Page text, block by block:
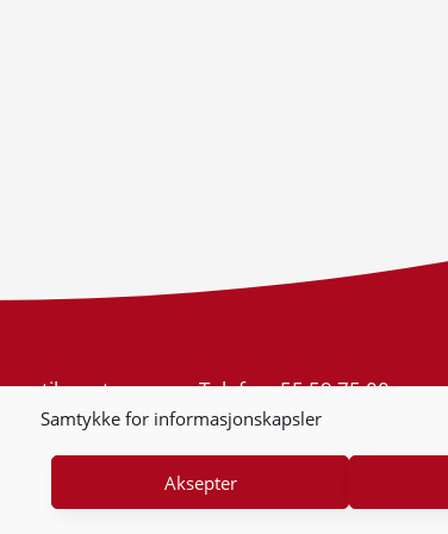
Samtykke for informasjonskapsler
Aksepter
439 Sentrum
761 246
Telefon:55 59 75 00
E-post:post@kt.no
Nyhetsvarsel >>